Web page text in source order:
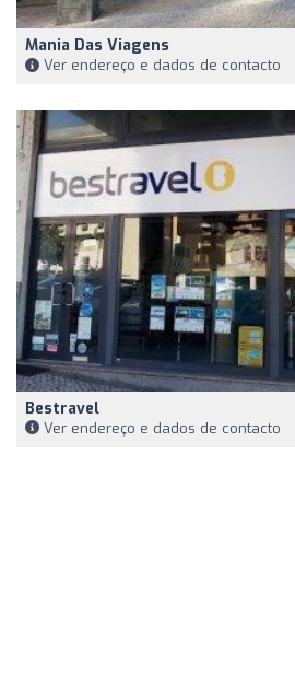
Mania Das Viagens
Ver endereço e dados de contacto
Bestravel
Ver endereço e dados de contacto